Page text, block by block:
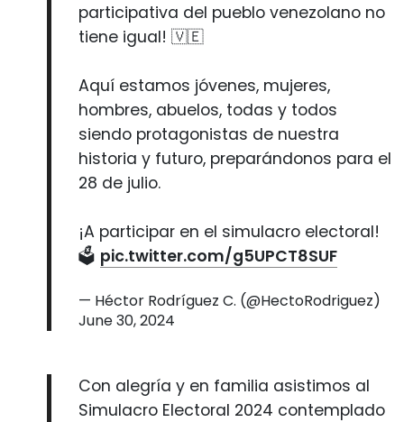
participativa del pueblo venezolano no
tiene igual! 🇻🇪
Aquí estamos jóvenes, mujeres,
hombres, abuelos, todas y todos
siendo protagonistas de nuestra
historia y futuro, preparándonos para el
28 de julio.
¡A participar en el simulacro electoral!
🗳️ pic.twitter.com/g5UPCT8SUF
— Héctor Rodríguez C. (@HectoRodriguez)
June 30, 2024
Con alegría y en familia asistimos al
Simulacro Electoral 2024 contemplado